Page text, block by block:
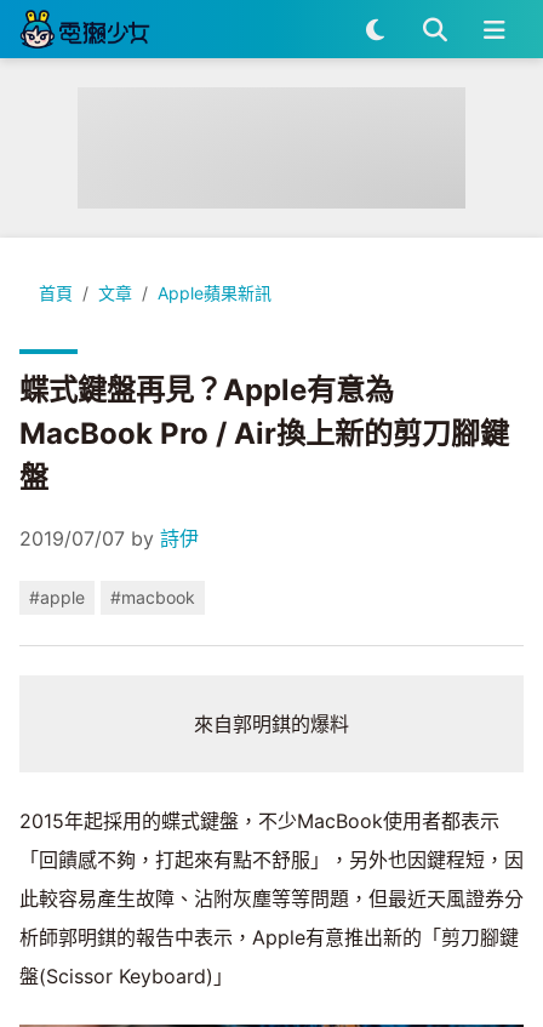
首頁 文章 Apple蘋果新訊
蝶式鍵盤再見？Apple有意為MacBook Pro / Air換上新的剪刀
蝶式鍵盤再見？Apple有意為
MacBook Pro / Air換上新的剪刀腳鍵
盤
2019/07/07 by 詩伊
#apple #macbook
來自郭明錤的爆料
2015年起採用的蝶式鍵盤，不少MacBook使用者都表示
「回饋感不夠，打起來有點不舒服」，另外也因鍵程短，因
此較容易產生故障、沾附灰塵等等問題，但最近天風證券分
析師郭明錤的報告中表示，Apple有意推出新的「剪刀腳鍵
盤(Scissor Keyboard)」